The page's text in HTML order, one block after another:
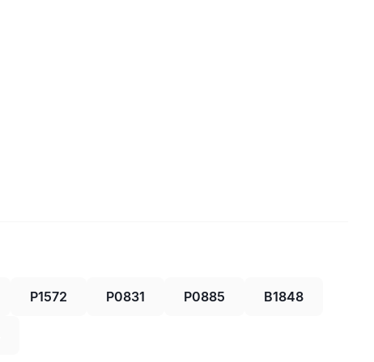
P1572 P0831 P0885 B1848